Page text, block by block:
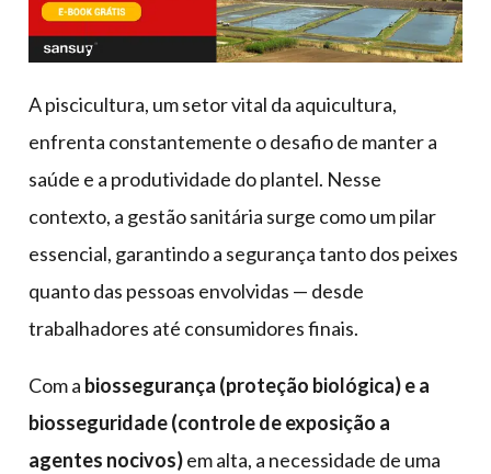
epi's
e
multiúso
A piscicultura, um setor vital da aquicultura,
enfrenta constantemente o desafio de manter a
saúde e a produtividade do plantel. Nesse
contexto, a gestão sanitária surge como um pilar
essencial, garantindo a segurança tanto dos peixes
quanto das pessoas envolvidas — desde
trabalhadores até consumidores finais.
Com a biossegurança (proteção biológica) e a
biosseguridade (controle de exposição a
agentes nocivos)em alta, a necessidade de uma